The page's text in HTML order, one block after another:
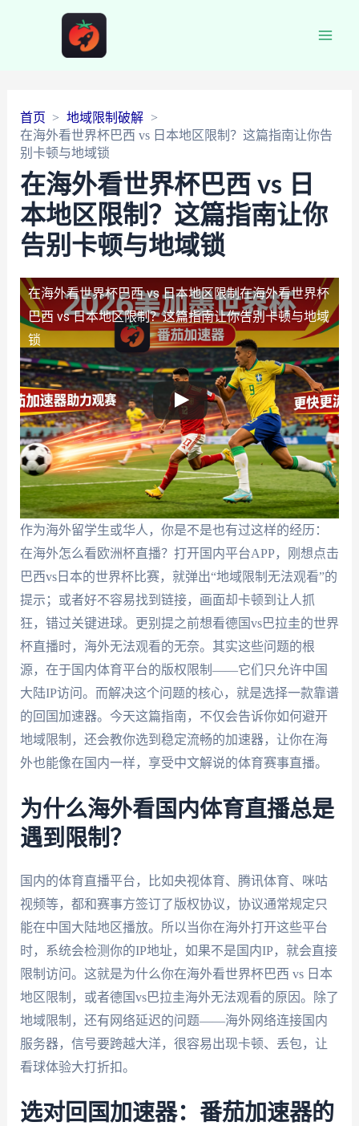
首页
地域限制破解
在海外看世界杯巴西 vs 日本地区限制？这篇指南让你告
别卡顿与地域锁
在海外看世界杯巴西 vs 日
本地区限制？这篇指南让你
告别卡顿与地域锁
在海外看世界杯巴西 vs 日本地区限制在海外看世界杯
巴西 vs 日本地区限制？这篇指南让你告别卡顿与地域
锁
作为海外留学生或华人，你是不是也有过这样的经历：
在海外怎么看欧洲杯直播？打开国内平台APP，刚想点击
巴西vs日本的世界杯比赛，就弹出“地域限制无法观看”的
提示；或者好不容易找到链接，画面却卡顿到让人抓
狂，错过关键进球。更别提之前想看德国vs巴拉圭的世界
杯直播时，海外无法观看的无奈。其实这些问题的根
源，在于国内体育平台的版权限制——它们只允许中国
大陆IP访问。而解决这个问题的核心，就是选择一款靠谱
的回国加速器。今天这篇指南，不仅会告诉你如何避开
地域限制，还会教你选到稳定流畅的加速器，让你在海
外也能像在国内一样，享受中文解说的体育赛事直播。
为什么海外看国内体育直播总是
遇到限制？
国内的体育直播平台，比如央视体育、腾讯体育、咪咕
视频等，都和赛事方签订了版权协议，协议通常规定只
能在中国大陆地区播放。所以当你在海外打开这些平台
时，系统会检测你的IP地址，如果不是国内IP，就会直接
限制访问。这就是为什么你在海外看世界杯巴西 vs 日本
地区限制，或者德国vs巴拉圭海外无法观看的原因。除了
地域限制，还有网络延迟的问题——海外网络连接国内
服务器，信号要跨越大洋，很容易出现卡顿、丢包，让
看球体验大打折扣。
选对回国加速器：番茄加速器的